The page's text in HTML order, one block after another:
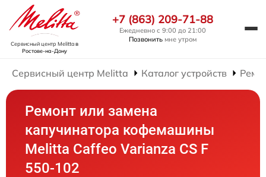
Сервисный центр Melittaв
Ростове-на-Дону
+7 (863) 209-71-88
Ежедневно с 9:00 до 21:00
Позвонить мне утром
Сервисный центр Melitta Каталог устройств
Ремонт или замена
капучинатора кофемашины
Melitta Caffeo Varianza CS F
550-102